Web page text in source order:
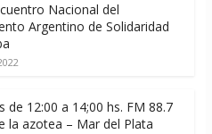
Nacional del
Argentino de Solidaridad
de 12:00 a 14;00 hs. FM 88.7
la azotea – Mar del Plata